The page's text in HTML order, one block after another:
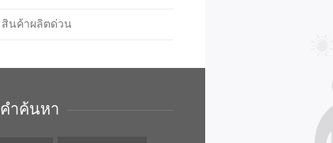
สินค้าผลิตด่วน
คำค้นหา